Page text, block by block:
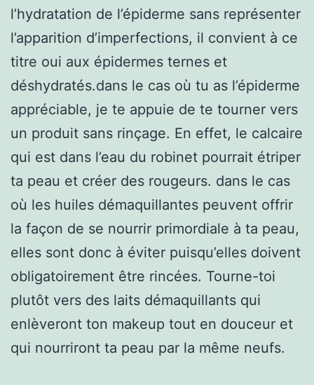
l’hydratation de l’épiderme sans représenter
l’apparition d’imperfections, il convient à ce
titre oui aux épidermes ternes et
déshydratés.dans le cas où tu as l’épiderme
appréciable, je te appuie de te tourner vers
un produit sans rinçage. En effet, le calcaire
qui est dans l’eau du robinet pourrait étriper
ta peau et créer des rougeurs. dans le cas
où les huiles démaquillantes peuvent offrir
la façon de se nourrir primordiale à ta peau,
elles sont donc à éviter puisqu’elles doivent
obligatoirement être rincées. Tourne-toi
plutôt vers des laits démaquillants qui
enlèveront ton makeup tout en douceur et
qui nourriront ta peau par la même neufs.